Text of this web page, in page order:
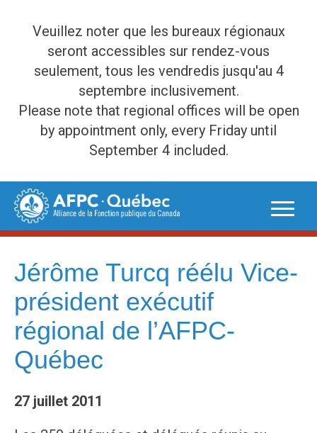
Veuillez noter que les bureaux régionaux
seront accessibles sur rendez-vous
seulement, tous les vendredis jusqu'au 4
septembre inclusivement.
Please note that regional offices will be open
by appointment only, every Friday until
September 4 included.
Skip
content
Jérôme Turcq réélu Vice-
président exécutif
régional de l’AFPC-
Québec
27 juillet 2011